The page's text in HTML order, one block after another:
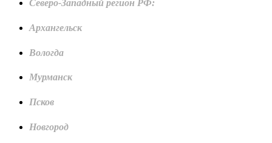
Северо-Западный регион РФ:
Архангельск
Вологда
Мурманск
Псков
Новгород